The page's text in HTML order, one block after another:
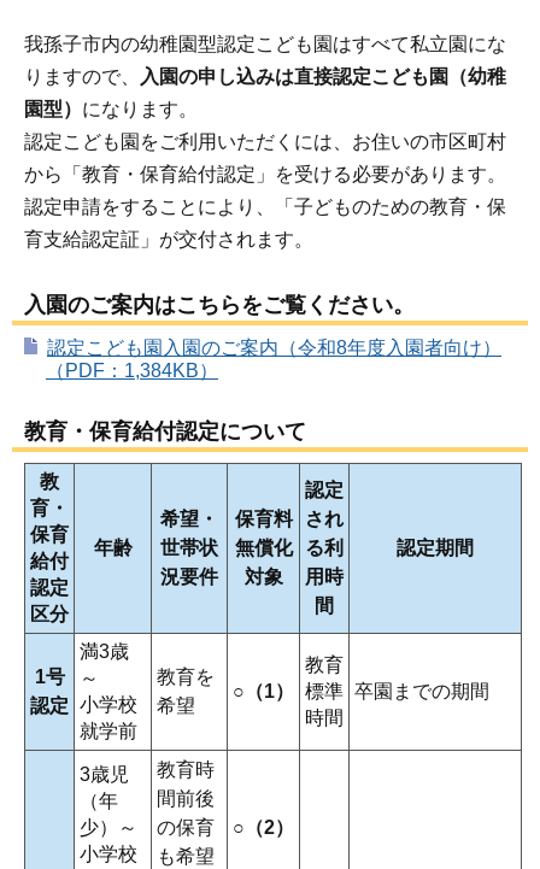
我孫子市内の幼稚園型認定こども園はすべて私立園にな
りますので、
入園の申し込みは直接認定こども園（幼稚
園型） になります。
認定こども園をご利用いただくには、お住いの市区町村
から「教育・保育給付認定」を受ける必要があります。
認定申請をすることにより、「子どものための教育・保
育支給認定証」が交付されます。
入園のご案内はこちらをご覧ください。
認定こども園入園のご案内（令和8年度入園者向け）
（PDF：1,384KB）
教育・保育給付認定について
教
育・
保育
給付
認定
区分
年齢
希望・
世帯状
況要件
保育料
無償化
対象
認定
され
る利
用時
間
認定期間
1号
認定
満3歳
～
小学校
就学前
教育を
希望
○（1）
教育
標準
時間
卒園までの期間
3歳児
（年
少）～
小学校
教育時
間前後
の保育
も希望
○（2）